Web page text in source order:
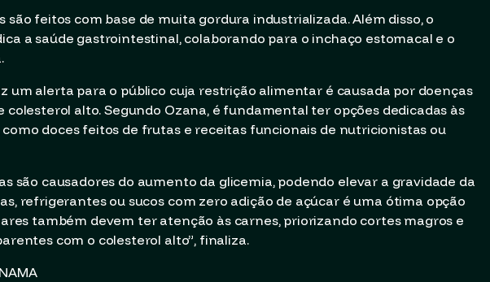
são feitos com base de muita gordura industrializada. Além disso, o
a saúde gastrointestinal, colaborando para o inchaço estomacal e o
um alerta para o público cuja restrição alimentar é causada por doenças
colesterol alto. Segundo Ozana, é fundamental ter opções dedicadas às
como doces feitos de frutas e receitas funcionais de nutricionistas ou
são causadores do aumento da glicemia, podendo elevar a gravidade da
refrigerantes ou sucos com zero adição de açúcar é uma ótima opção
também devem ter atenção às carnes, priorizando cortes magros e
com o colesterol alto”, finaliza.